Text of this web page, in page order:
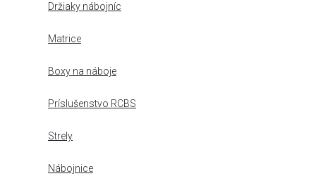
Držiaky nábojníc
Matrice
Boxy na náboje
Príslušenstvo RCBS
Strely
Nábojnice